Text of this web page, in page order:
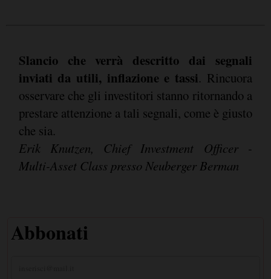
Slancio che verrà descritto dai segnali
inviati da utili, inflazione e tassi. Rincuora
osservare che gli investitori stanno ritornando a
prestare attenzione a tali segnali, come è giusto
che sia.
Erik Knutzen, Chief Investment Officer -
Multi-Asset Class presso Neuberger Berman